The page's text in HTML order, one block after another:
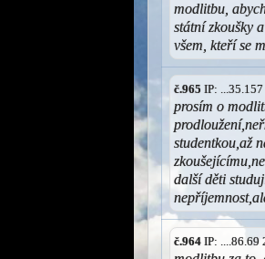
modlitbu,
státní zkoušky
všem, kteří se
č.965 IP:
prosím o
studentkou,až
další děti
č.964 IP: ....86.69